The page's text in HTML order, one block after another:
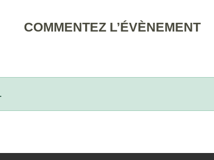
COMMENTEZ L’ÉVÈNEMENT